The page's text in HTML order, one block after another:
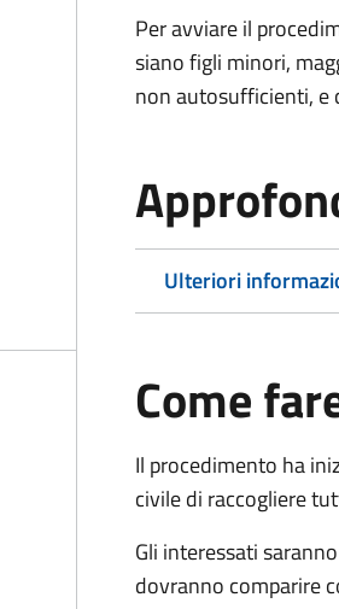
Per avviare il
siano figli minori,
non autosufficienti, e
Ulteriori
Come
Il procedimento ha
civile di raccogliere
Gli interessati
dovranno comparire